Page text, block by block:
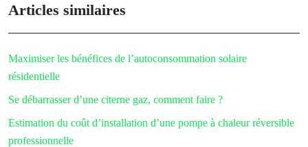
Articles similaires
Maximiser les bénéfices de l’autoconsommation solaire
résidentielle
Se débarrasser d’une citerne gaz, comment faire ?
Estimation du coût d’installation d’une pompe à chaleur réversible
professionnelle